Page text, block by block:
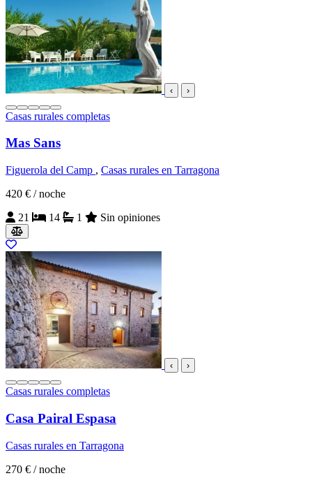
‹ ›
Casas rurales completas
Mas Sans
Figuerola del Camp , Casas rurales en Tarragona
420 € / noche
21
14 1 Sin opiniones
‹ ›
Casas rurales completas
Casa Pairal Espasa
Casas rurales en Tarragona
270 € / noche